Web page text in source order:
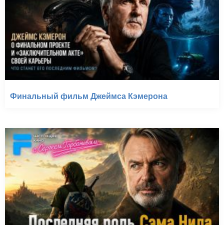
Финальный фильм Джеймса Кэмерона